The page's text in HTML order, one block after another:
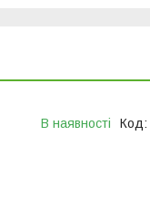
В наявності Код: